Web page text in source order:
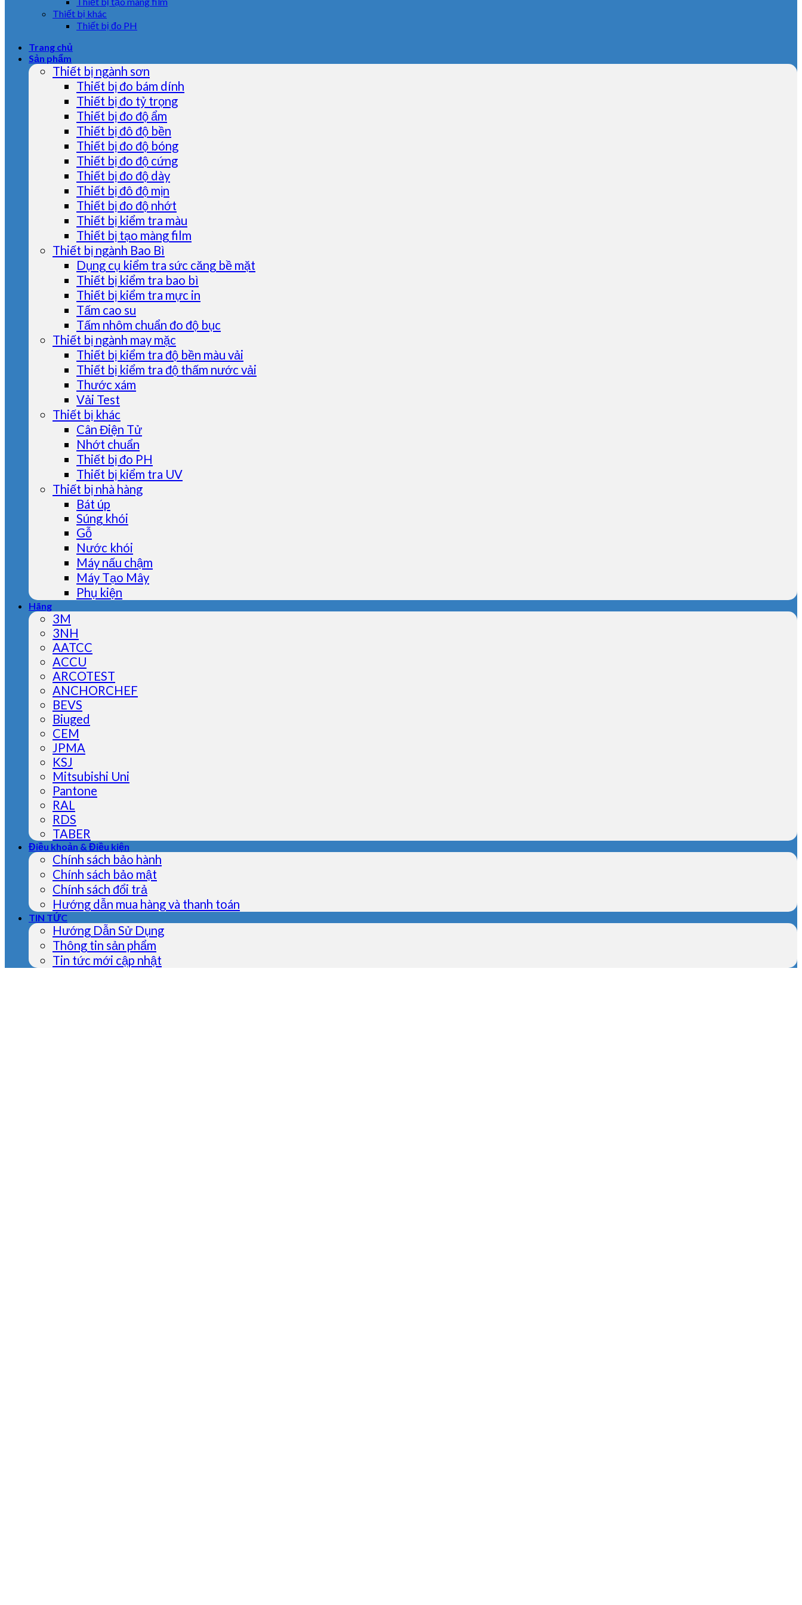
Thiết bị khác
Thiết bị đo PH
Trang chủ
Sản phẩm
Thiết bị ngành sơn
Thiết bị đo bám dính
Thiết bị đo tỷ trọng
Thiết bị đo độ ẩm
Thiết bị đô độ bền
Thiết bị đo độ bóng
Thiết bị đo độ cứng
Thiết bị đo độ dày
Thiết bị đô độ mịn
Thiết bị đo độ nhớt
Thiết bị kiểm tra màu
Thiết bị tạo màng film
Thiết bị ngành Bao Bì
Dụng cụ kiểm tra sức căng bề mặt
Thiết bị kiểm tra bao bì
Thiết bị kiểm tra mực in
Tấm cao su
Tấm nhôm chuẩn đo độ bục
Thiết bị ngành may mặc
Thiết bị kiểm tra độ bền màu vải
Thiết bị kiểm tra độ thấm nước vải
Thước xám
Vải Test
Thiết bị khác
Cân Điện Tử
Nhớt chuẩn
Thiết bị đo PH
Thiết bị kiểm tra UV
Thiết bị nhà hàng
Bát úp
Súng khói
Gỗ
Nước khói
Máy nấu chậm
Máy Tạo Mây
Phụ kiện
Hãng
3M
3NH
AATCC
ACCU
ARCOTEST
ANCHORCHEF
BEVS
Biuged
CEM
JPMA
KSJ
Mitsubishi Uni
Pantone
RAL
RDS
TABER
Điều khoản & Điều kiện
Chính sách bảo hành
Chính sách bảo mật
Chính sách đổi trả
Hướng dẫn mua hàng và thanh toán
TIN TỨC
Hướng Dẫn Sử Dụng
Thông tin sản phẩm
Tin tức mới cập nhật